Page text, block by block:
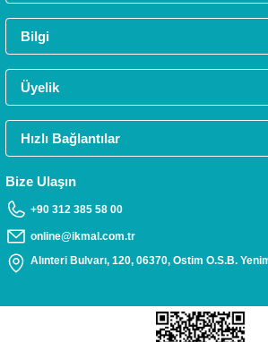
MÜŞTERİ
Daha fazla bilgiye ihtiyacınız varsa 0312 385 58 00
Siparişlerinizde kredi kartınıza taksit yapabilirsiniz.
Bilgi
Üyelik
Hızlı Bağlantılar
Bize Ulaşın
+90 312 385 58 00
online@ikmal.com.tr
Alınteri Bulvarı, 120, 06370, Ostim O.S.B.